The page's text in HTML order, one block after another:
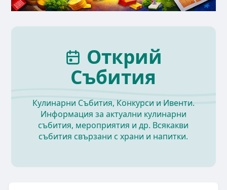
Открий
Събития
Кулинарни Събития, Конкурси и Ивенти.
Информация за актуални кулинарни
събития, мероприятия и др. Всякакви
събития свързани с храни и напитки.